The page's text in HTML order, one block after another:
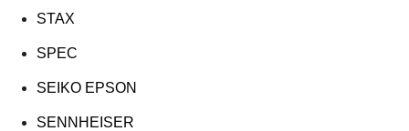
STAX
SPEC
SEIKO EPSON
SENNHEISER